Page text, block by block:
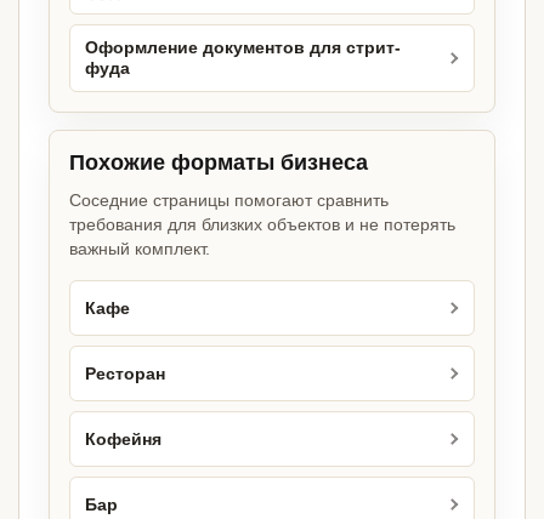
Оформление документов для стрит-
фуда
Похожие форматы бизнеса
Соседние страницы помогают сравнить
требования для близких объектов и не потерять
важный комплект.
Кафе
Ресторан
Кофейня
Бар